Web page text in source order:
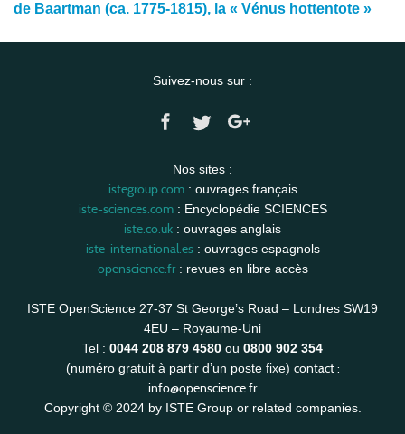
de Baartman (ca. 1775-1815), la « Vénus hottentote »
Suivez-nous sur :
Nos sites :
istegroup.com: ouvrages français
iste-sciences.com: Encyclopédie SCIENCES
iste.co.uk : ouvrages anglais
iste-international.es: ouvrages espagnols
openscience.fr: revues en libre accès
ISTE OpenScience 27-37 St George’s Road – Londres SW19
4EU – Royaume-Uni
Tel : 0044 208 879 4580 ou 0800 902 354
(numéro gratuit à partir d’un poste fixe) contact :
info@openscience.fr
Copyright © 2024 by ISTE Group or related companies.